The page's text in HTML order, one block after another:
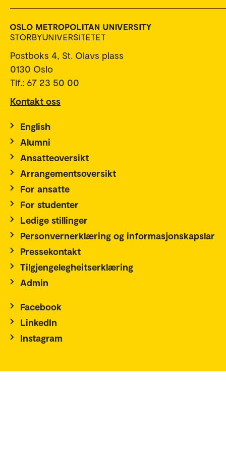
Postboks 4, St. Olavs plass
0130 Oslo
Tlf.: 67 23 50 00
Kontakt oss
English
Alumni
Ansatteoversikt
Arrangementsoversikt
For ansatte
For studenter
Ledige stillinger
Personvernerklæring og informasjonskapslar
Pressekontakt
Tilgjengelegheitserklæring
Admin
Facebook
LinkedIn
Instagram